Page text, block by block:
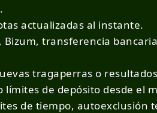
actualizadas al instante.
transferencia
tragaperras o
de depósito desde el
de tiempo, autoexclusión